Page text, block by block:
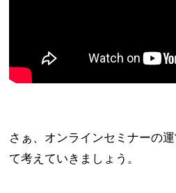
さぁ、オンラインセミナーの
て考えていきましょう。